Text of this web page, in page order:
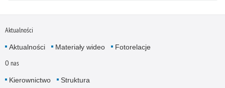
Aktualności
Aktualności Materiały wideo Fotorelacje
O nas
Kierownictwo
Struktura